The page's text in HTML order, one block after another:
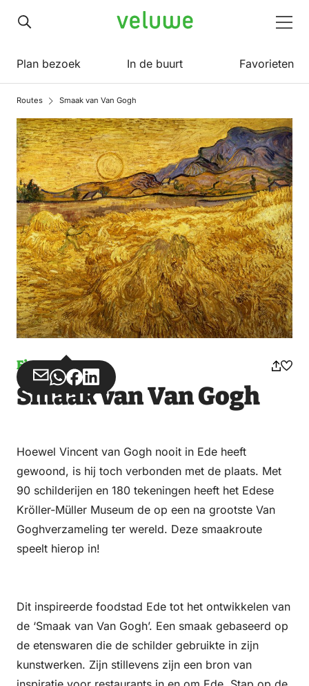
Veluwe
Plan bezoek In de buurt Favorieten
Routes Smaak van Van Gogh
Fietsen
Deel
via
Deel
via
Deel
op
Deel
op
Smaak van Van Gogh
Hoewel Vincent van Gogh nooit in Ede heeft
gewoond, is hij toch verbonden met de plaats. Met
90 schilderijen en 180 tekeningen heeft het Edese
Kröller-Müller Museum de op een na grootste Van
Goghverzameling ter wereld. Deze smaakroute
speelt hierop in!
Dit inspireerde foodstad Ede tot het ontwikkelen van
de ‘Smaak van Van Gogh’. Een smaak gebaseerd op
de etenswaren die de schilder gebruikte in zijn
kunstwerken. Zijn stillevens zijn een bron van